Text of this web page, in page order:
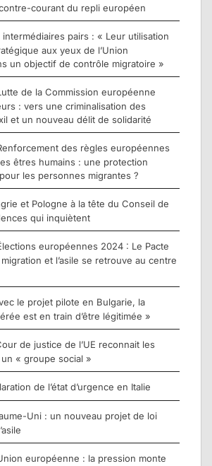
courant du repli européen
intermédiaires pairs : « Leur utilisation
aux yeux de l’Union
un objectif de contrôle migratoire »
de la Commission européenne
: vers une criminalisation des
et un nouveau délit de solidarité
des règles européennes
êtres humains : une protection
les personnes migrantes ?
et Pologne à la tête du Conseil de
qui inquiètent
européennes 2024 : Le Pacte
et l’asile se retrouve au centre
le projet pilote en Bulgarie, la
est en train d’être légitimée »
de justice de l’UE reconnait les
« groupe social »
de l’état d’urgence en Italie
Uni : un nouveau projet de loi
européenne : la pression monte